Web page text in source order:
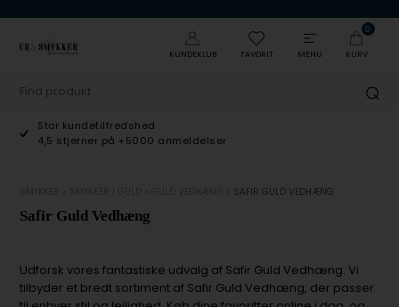
KUNDEKLUB FAVORIT MENU
0
KURV
Stor kundetilfredshed
4,5 stjerner på +5000 anmeldelser
SAFIR GULD VEDHÆNG
Safir Guld Vedhæng
Udforsk vores fantastiske udvalg af Safir Guld Vedhæng. Vi
tilbyder et bredt sortiment af Safir Guld Vedhæng, der passer